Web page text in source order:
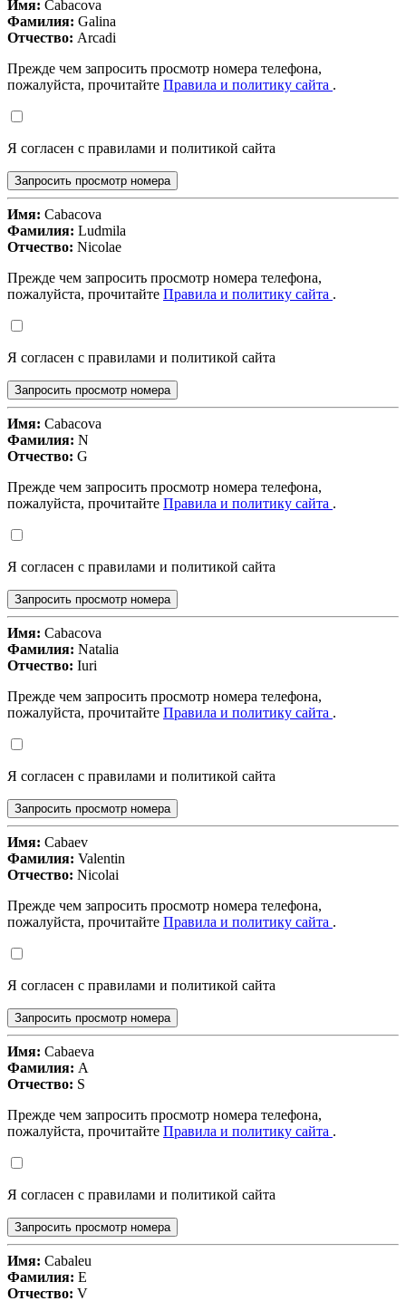
Имя: Cabacova
Фамилия: Galina
Отчество: Arcadi
Прежде чем запросить просмотр номера телефона,
пожалуйста, прочитайте Правила и политику сайта .
Я согласен с правилами и политикой сайта
Запросить просмотр номера
Имя: Cabacova
Фамилия: Ludmila
Отчество: Nicolae
Прежде чем запросить просмотр номера телефона,
пожалуйста, прочитайте Правила и политику сайта .
Я согласен с правилами и политикой сайта
Запросить просмотр номера
Имя: Cabacova
Фамилия: N
Отчество: G
Прежде чем запросить просмотр номера телефона,
пожалуйста, прочитайте Правила и политику сайта .
Я согласен с правилами и политикой сайта
Запросить просмотр номера
Имя: Cabacova
Фамилия: Natalia
Отчество: Iuri
Прежде чем запросить просмотр номера телефона,
пожалуйста, прочитайте Правила и политику сайта .
Я согласен с правилами и политикой сайта
Запросить просмотр номера
Имя: Cabaev
Фамилия: Valentin
Отчество: Nicolai
Прежде чем запросить просмотр номера телефона,
пожалуйста, прочитайте Правила и политику сайта .
Я согласен с правилами и политикой сайта
Запросить просмотр номера
Имя: Cabaeva
Фамилия: A
Отчество: S
Прежде чем запросить просмотр номера телефона,
пожалуйста, прочитайте Правила и политику сайта .
Я согласен с правилами и политикой сайта
Запросить просмотр номера
Имя: Cabaleu
Фамилия: E
Отчество: V